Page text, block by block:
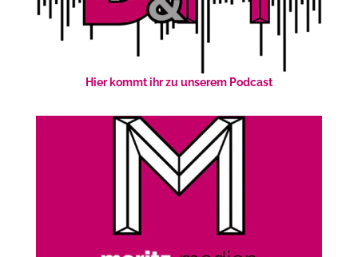
Hier kommt ihr zu unserem Podcast